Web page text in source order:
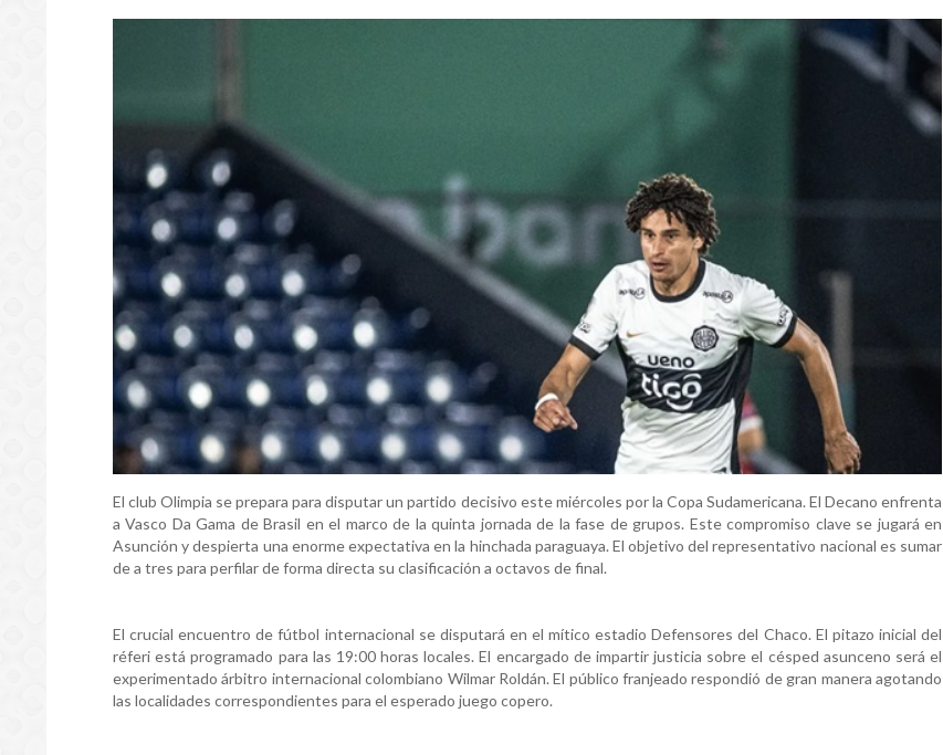
El club Olimpia se prepara para disputar un partido decisivo este miércoles por la Copa Sudamericana. El Decano enfrenta
a Vasco Da Gama de Brasil en el marco de la quinta jornada de la fase de grupos. Este compromiso clave se jugará en
Asunción y despierta una enorme expectativa en la hinchada paraguaya. El objetivo del representativo nacional es sumar
de a tres para perfilar de forma directa su clasificación a octavos de final.
El crucial encuentro de fútbol internacional se disputará en el mítico estadio Defensores del Chaco. El pitazo inicial del
réferi está programado para las 19:00 horas locales. El encargado de impartir justicia sobre el césped asunceno será el
experimentado árbitro internacional colombiano Wilmar Roldán. El público franjeado respondió de gran manera agotando
las localidades correspondientes para el esperado juego copero.